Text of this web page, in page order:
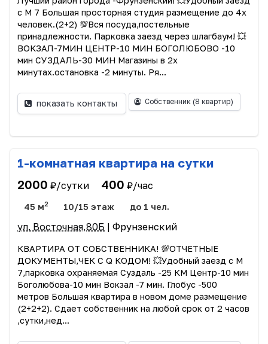
с М 7 Большая просторная студия размещение до 4х
человек.(2+2) 💯Вся посуда,постельные
принадлежности. Парковка заезд через шлагбаум! 💥
ВОКЗАЛ-7МИН ЦЕНТР-10 МИН БОГОЛЮБОВО -10
мин СУЗДАЛЬ-30 МИН Магазины в 2х
минутах.остановка -2 минуты. Ря...
показать контакты Собственник (8 квартир)
1-комнатная квартира на сутки
2000 ₽/сутки 400 ₽/час
45 м2 10/15 этаж до 1 чел.
ул. Восточная,80Б | Фрунзенский
КВАРТИРА ОТ СОБСТВЕННИКА! 💯ОТЧЕТНЫЕ
ДОКУМЕНТЫ,ЧЕК С Q КОДОМ! 💥Удобный заезд с М
7,парковка охраняемая Суздаль -25 КМ Центр-10 мин
Боголюбова-10 мин Вокзал -7 мин. Глобус -500
метров Большая квартира в новом доме размещение
(2+2+2). Сдает собственник на любой срок от 2 часов
,сутки,нед...